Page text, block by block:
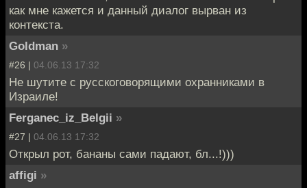
как мне кажется и данный диалог вырван из
контекста.
Goldman »
#26 | 04.06.13 17:32
Не шутите с русскоговорящими охранниками в
Израиле!
Ferganec_iz_Belgii »
#27 | 04.06.13 17:32
Открыл рот, бананы сами падают, бл...!)))
affigi »